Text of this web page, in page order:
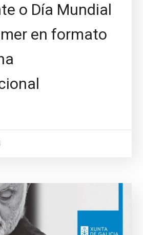
o Día Mundial
en formato